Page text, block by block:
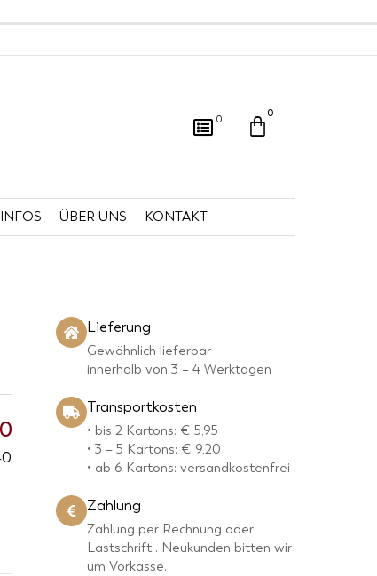
0
0
Warenkorb
ÜBER UNS KONTAKT
Lieferung
Gewöhnlich lieferbar
innerhalb von 3 – 4 Werktagen
Transportkosten
• bis 2 Kartons: € 5,95
• 3 – 5 Kartons: € 9,20
• ab 6 Kartons: versandkostenfrei
Zahlung
Zahlung per Rechnung oder
Lastschrift . Neukunden bitten wir
um Vorkasse.